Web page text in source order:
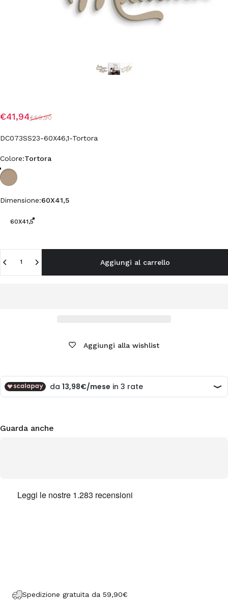
Prezzo scontato
€41,94
Prezzo di listino
€69,90
DC073SS23-60X46,1-Tortora
Colore
Colore:Tortora
Tortora
Dimensione
Dimensione:60X41,5
60X41,5
Aggiungi al carrello
Aggiungi alla wishlist
Guarda anche
Spedizione gratuita da 59,90€